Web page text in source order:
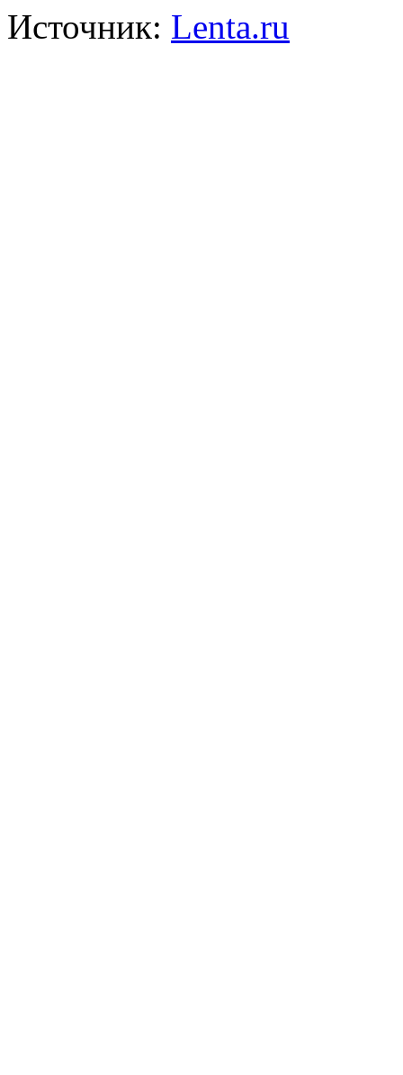
Источник: Lenta.ru